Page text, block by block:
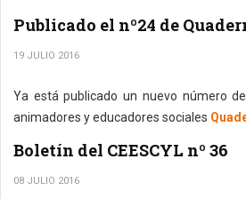
Publicado el nº24 de
19 JULIO 2016
Ya está publicado un nuevo número
animadores y educadores sociales
Boletín del CEESCYL nº 36
08 JULIO 2016